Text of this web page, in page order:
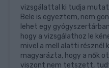
vizsgálattal ki tudja
Bele is egyeztem, nem
lehet egy
hogy a vizsgálathoz le
mivel a mell alatti résznél
magyarázta, hogy a nők
viszont nem tetszett,